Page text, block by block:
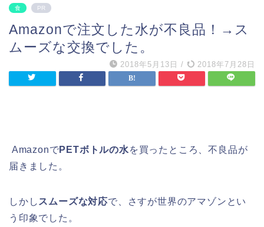
食 PR
Amazonで注文した水が不良品！→ス
ムーズな交換でした。
2018年5月13日 / 2018年7月28日
AmazonでPETボトルの水を買ったところ、不良品が
届きました。
しかし スムーズな対応で、さすが世界のアマゾンとい
う印象でした。